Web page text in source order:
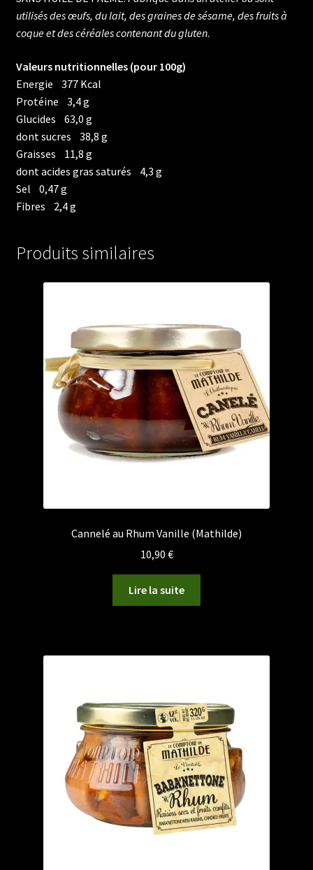
utilisés des œufs, du lait, des graines de sésame, des fruits à
coque et des céréales contenant du gluten.
Valeurs nutritionnelles (pour 100g)
Energie 377 Kcal
Protéine 3,4 g
Glucides 63,0 g
dont sucres 38,8 g
Graisses 11,8 g
dont acides gras saturés 4,3 g
Sel 0,47 g
Fibres 2,4 g
Produits similaires
Cannelé au Rhum Vanille (Mathilde)
10,90 €
Lire la suite